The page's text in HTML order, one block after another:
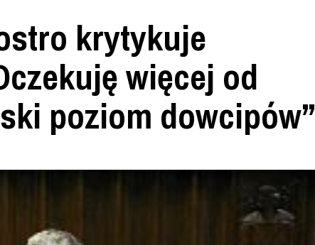
krytykuje
więcej od
poziom dowcipów”